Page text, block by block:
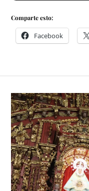
Comparte esto:
Facebook